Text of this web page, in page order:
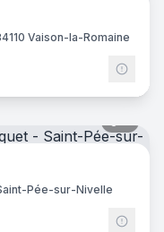
Vaison-la-Romaine
Pée-sur-Nivelle